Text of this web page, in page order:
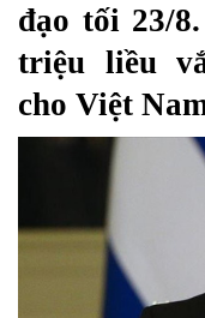
đạo tối 23/
triệu liều
cho Việt